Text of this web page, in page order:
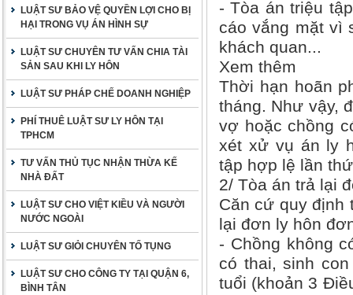
LUẬT SƯ BẢO VỆ QUYỀN LỢI CHO BỊ
HẠI TRONG VỤ ÁN HÌNH SỰ
LUẬT SƯ CHUYÊN TƯ VẤN CHIA TÀI
SẢN SAU KHI LY HÔN
LUẬT SƯ PHÁP CHẾ DOANH NGHIỆP
PHÍ THUÊ LUẬT SƯ LY HÔN TẠI
TPHCM
TƯ VẤN THỦ TỤC NHẬN THỪA KẾ
NHÀ ĐẤT
LUẬT SƯ CHO VIỆT KIỀU VÀ NGƯỜI
NƯỚC NGOÀI
LUẬT SƯ GIỎI CHUYÊN TỐ TỤNG
LUẬT SƯ CHO CÔNG TY TẠI QUẬN 6,
BÌNH TÂN
- Tòa án triệu
cáo vắng mặt vì
khách quan...
Xem thêm
Thời hạn hoãn
tháng. Như vậy,
vợ hoặc chồng
xét xử vụ án ly
tập hợp lệ lần
2/ Tòa án trả lại
Căn cứ quy định
lại đơn ly hôn
- Chồng không
có thai, sinh
tuổi (khoản 3